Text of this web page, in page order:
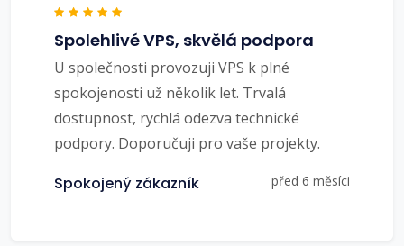
Spolehlivé VPS, skvělá podpora
U společnosti provozuji VPS k plné
spokojenosti už několik let. Trvalá
dostupnost, rychlá odezva technické
podpory. Doporučuji pro vaše projekty.
Spokojený zákazník před 6 měsíci